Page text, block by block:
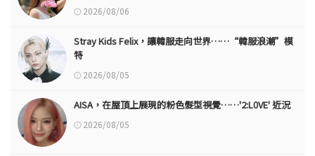
2026/08/06
Stray Kids Felix，讓韓服走向世界……“韓服浪潮”模
特
2026/08/05
AISA，在屋頂上展現的粉色髮型視覺……'2:L0VE' 近況
2026/08/05